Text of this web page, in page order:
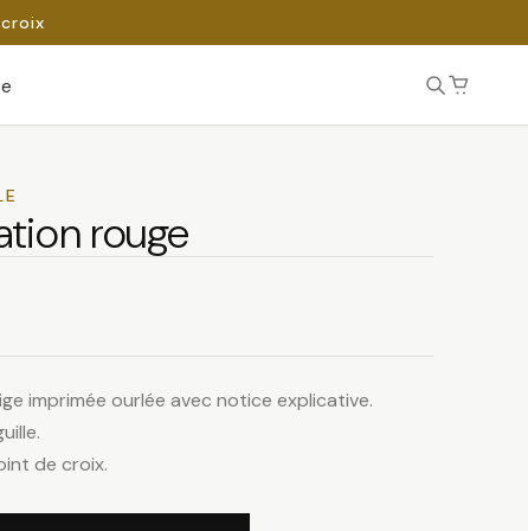
rouge
imprimée ourlée avec notice explicative.
de croix.